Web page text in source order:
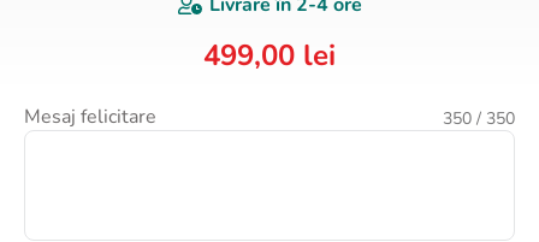
499,00 lei
Mesaj felicitare 350 / 350